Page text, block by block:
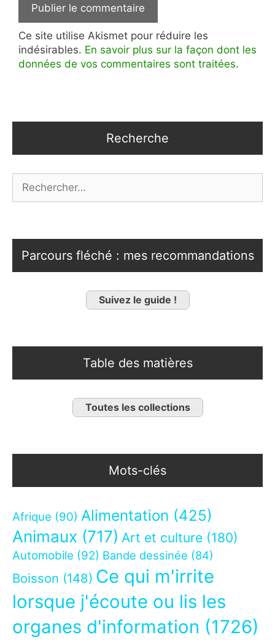
Ce site utilise Akismet pour réduire les
indésirables. En savoir plus sur la façon dont les
données de vos commentaires sont traitées.
Recherche
Parcours fléché : mes recommandations
Suivez le guide !
Table des matières
Toutes les collections
Mots-clés
Afrique (90) Alimentation (425)
Animaux (717) Art et culture (180)
Automobile (92) Bande dessinée (84)
Boisson (148) Ce qui m'irrite
lorsque j'écoute ou lis les
organes d'information (1726)